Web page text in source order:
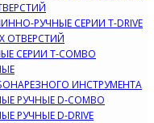
РУЧНЫЕ СЕРИИ T-DRIVE
ОТВЕРСТИЙ
СЕРИИ T-COMBO
ИНСТРУМЕНТА
РУЧНЫЕ D-COMBO
РУЧНЫЕ D-DRIVE